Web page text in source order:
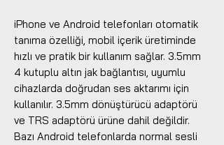
iPhone ve Android telefonları otomatik
tanıma özelliği, mobil içerik üretiminde
hızlı ve pratik bir kullanım sağlar. 3.5mm
4 kutuplu altın jak bağlantısı, uyumlu
cihazlarda doğrudan ses aktarımı için
kullanılır. 3.5mm dönüştürücü adaptörü
ve TRS adaptörü ürüne dahil değildir.
Bazı Android telefonlarda normal sesli